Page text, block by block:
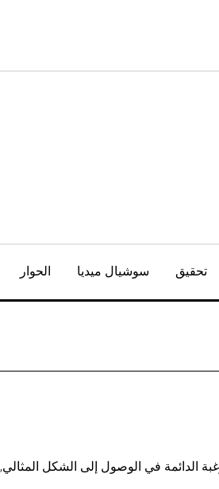
تحقيق سوشيال ميديا الحوار
الدائمة في الوصول إلى الشكل المثالي,